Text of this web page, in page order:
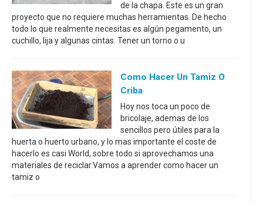
de la chapa. Este es un gran
proyecto que no requiere muchas herramientas. De hecho
todo lo que realmente necesitas es algún pegamento, un
cuchillo, lija y algunas cintas. Tener un torno o u
Como Hacer Un Tamiz O
Criba
Hoy nos toca un poco de
bricolaje, ademas de los
sencillos pero útiles para la
huerta o huerto urbano, y lo mas importante el coste de
hacerlo es casi World, sobre todo si aprovechamos una
materiales de reciclar.Vamos a aprender como hacer un
tamiz o